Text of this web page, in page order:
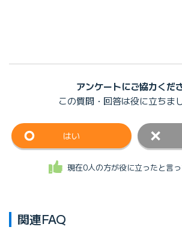
アンケートにご協力くだ
この質問・回答は役に立ちま
はい
現在0人の方が役に立ったと言っ
関連FAQ